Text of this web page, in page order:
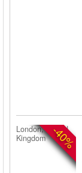
-40%
London, United
Kingdom